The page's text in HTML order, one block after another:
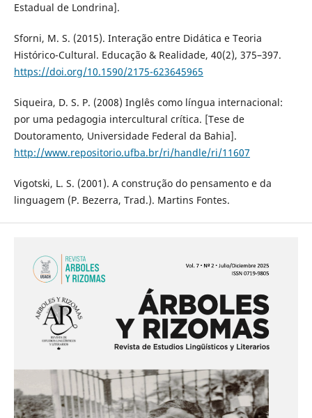
Estadual de Londrina].
Sforni, M. S. (2015). Interação entre Didática e Teoria
Histórico-Cultural. Educação & Realidade, 40(2), 375–397.
https://doi.org/10.1590/2175-623645965
Siqueira, D. S. P. (2008) Inglês como língua internacional:
por uma pedagogia intercultural crítica. [Tese de
Doutoramento, Universidade Federal da Bahia].
http://www.repositorio.ufba.br/ri/handle/ri/11607
Vigotski, L. S. (2001). A construção do pensamento e da
linguagem (P. Bezerra, Trad.). Martins Fontes.